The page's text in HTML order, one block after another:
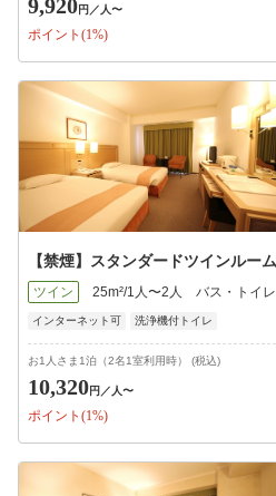
9,920円 ／人〜
ポイント(1%)
【禁煙】スタンダードツインルー
ツイン 25m²/1人〜2人 バス・トイ
インターネット可 洗浄機付トイレ
お1人さま1泊（2名1室利用時） (税込)
10,320円 ／人〜
ポイント(1%)